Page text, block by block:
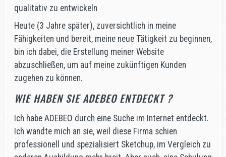
qualitativ zu entwickeln
Heute (3 Jahre später), zuversichtlich in meine
Fähigkeiten und bereit, meine neue Tätigkeit zu beginnen,
bin ich dabei, die Erstellung meiner Website
abzuschließen, um auf meine zukünftigen Kunden
zugehen zu können.
WIE HABEN SIE ADEBEO ENTDECKT ?
Ich habe ADEBEO durch eine Suche im Internet entdeckt.
Ich wandte mich an sie, weil diese Firma schien
professionell und spezialisiert Sketchup, im Vergleich zu